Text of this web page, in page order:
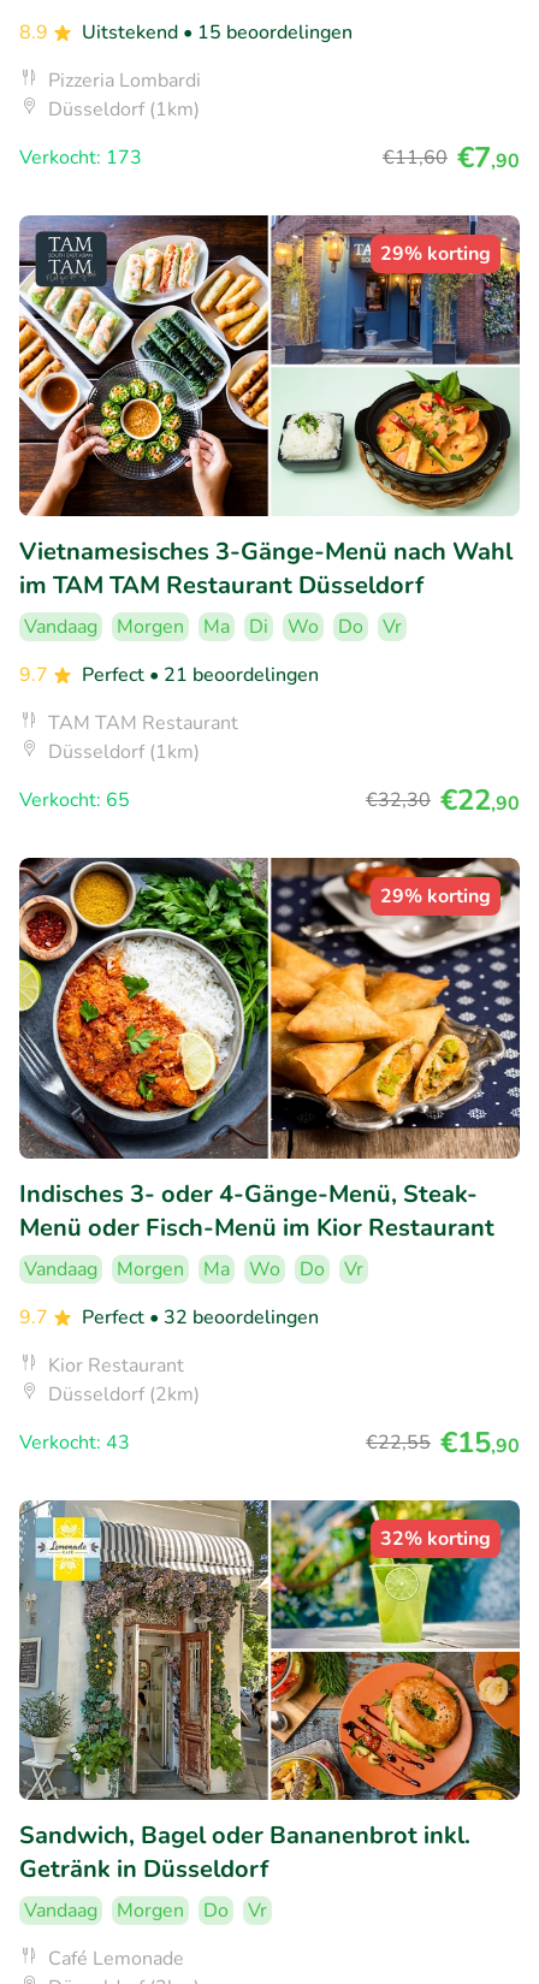
8.9
Uitstekend • 15 beoordelingen
Pizzeria Lombardi
Düsseldorf (1km)
Verkocht: 173
€11,60 €7,90
29% korting
Vietnamesisches 3-Gänge-Menü nach Wahl
im TAM TAM Restaurant Düsseldorf
Vandaag Morgen Ma Di Wo Do
Vr
9.7
Perfect • 21 beoordelingen
TAM TAM Restaurant
Düsseldorf (1km)
Verkocht: 65
€32,30 €22,90
29% korting
Indisches 3- oder 4-Gänge-Menü, Steak-
Menü oder Fisch-Menü im Kior Restaurant
Vandaag Morgen Ma Wo Do
Vr
9.7
Perfect • 32 beoordelingen
Kior Restaurant
Düsseldorf (2km)
Verkocht: 43
€22,55 €15,90
32% korting
Sandwich, Bagel oder Bananenbrot inkl.
Getränk in Düsseldorf
Vandaag Morgen Do
Vr
Café Lemonade